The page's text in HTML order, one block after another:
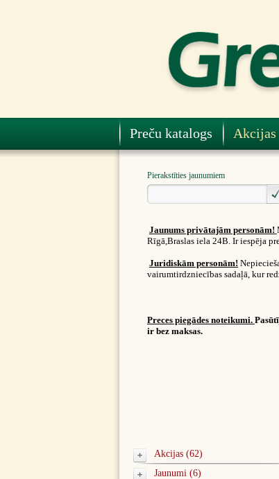
Preču katalogs Akcijas
Pierakstīties jaunumiem
Jaunums privātajām personām!
Rīgā,Braslas iela 24B. Ir iespēja
Juridiskām personām!
vairumtirdzniecības sadaļā, kur
Preces piegādes noteikumi.
ir bez maksas.
Akcijas (62)
Jaunumi (6)